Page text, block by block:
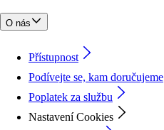
O nás
Přístupnost
Podívejte se, kam doručujeme
Poplatek za službu
Nastavení Cookies